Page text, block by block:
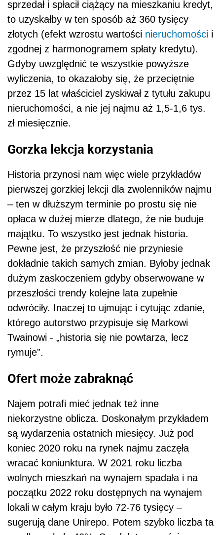
sprzedał i spłacił ciążący na mieszkaniu kredyt,
to uzyskałby w ten sposób aż 360 tysięcy
złotych (efekt wzrostu wartości nieruchomości i
zgodnej z harmonogramem spłaty kredytu).
Gdyby uwzględnić te wszystkie powyższe
wyliczenia, to okazałoby się, że przeciętnie
przez 15 lat właściciel zyskiwał z tytułu zakupu
nieruchomości, a nie jej najmu aż 1,5-1,6 tys.
zł miesięcznie.
Gorzka lekcja korzystania
Historia przynosi nam więc wiele przykładów
pierwszej gorzkiej lekcji dla zwolenników najmu
– ten w dłuższym terminie po prostu się nie
opłaca w dużej mierze dlatego, że nie buduje
majątku. To wszystko jest jednak historia.
Pewne jest, że przyszłość nie przyniesie
dokładnie takich samych zmian. Byłoby jednak
dużym zaskoczeniem gdyby obserwowane w
przeszłości trendy kolejne lata zupełnie
odwróciły. Inaczej to ujmując i cytując zdanie,
którego autorstwo przypisuje się Markowi
Twainowi - „historia się nie powtarza, lecz
rymuje”.
Ofert może zabraknąć
Najem potrafi mieć jednak też inne
niekorzystne oblicza. Doskonałym przykładem
są wydarzenia ostatnich miesięcy. Już pod
koniec 2020 roku na rynek najmu zaczęła
wracać koniunktura. W 2021 roku liczba
wolnych mieszkań na wynajem spadała i na
początku 2022 roku dostępnych na wynajem
lokali w całym kraju było 72-76 tysięcy –
sugerują dane Unirepo. Potem szybko liczba ta